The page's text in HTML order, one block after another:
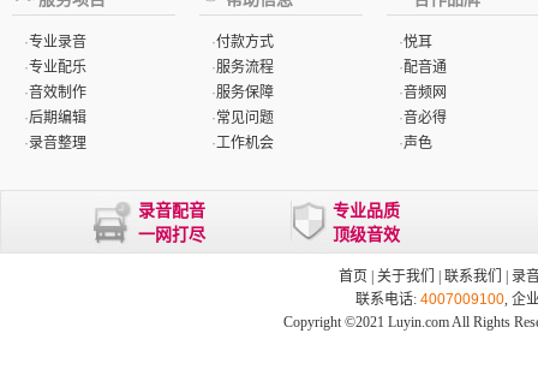
·专业录音
·专业配乐
·音效制作
·后期编辑
·录音整理
·付款方式
·服务流程
·服务保障
·常见问题
·工作机会
·悦耳
·配音通
·音频网
·音必得
·声色
录音配音
一网打尽
专业品质
顶级音效
首页 关于我们 联系我们
录
联系电话: 4007009100, 企
Copyright ©2021 Luyin.com All Rights